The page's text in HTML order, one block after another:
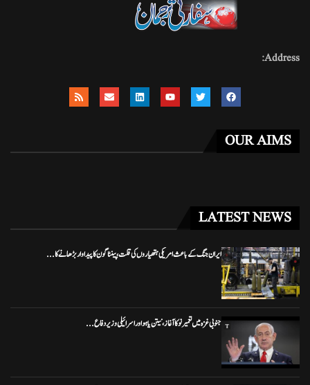
Address:
OUR AIMS
LATEST NEWS
ایران جنگ کے باعث امریکی ہتھیاروں کی قلت، پینٹاگون کا پیداوار بڑھانے کا...
جنوبی غزہ میں تعمیر نو کا آغاز، نیتن یاہو اور اسرائیلی وزیر دفاع...